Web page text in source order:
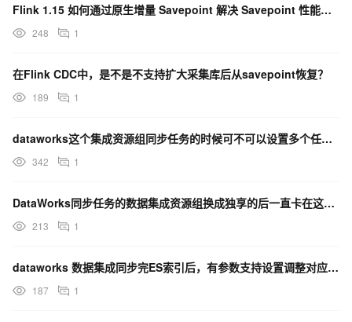
Flink 1.15 如何通过原生增量 Savepoint 解决 Savepoint 性能较差的问题
248 1
在Flink CDC中，是不是不支持扩大采集库后从savepoint恢复？
189 1
dataworks这个集成资源组同步任务的时候可不可以设置多个任务执行？
342 1
DataWorks同步任务的数据集成资源组换成独享的后一直卡在这了这是什么原因？
213 1
dataworks 数据集成同步完ES索引后，有参数支持设置调整对应索引的副本数嘛？
187 1